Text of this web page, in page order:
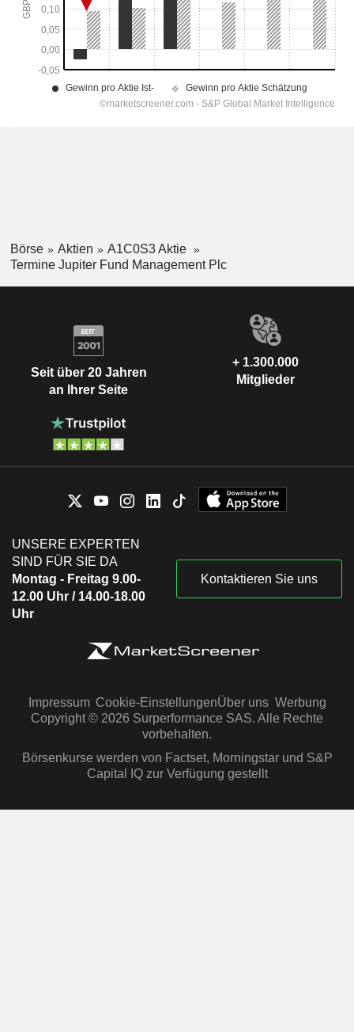
Börse Aktien
A1C0S3 Aktie
Termine Jupiter Fund Management Plc
Seit über 20 Jahren
an Ihrer Seite
+ 1.300.000
Mitglieder
UNSERE EXPERTEN
SIND FÜR SIE DA
Montag - Freitag 9.00-
12.00 Uhr / 14.00-18.00
Uhr
Kontaktieren Sie uns
Impressum Cookie-EinstellungenÜber uns Werbung
Copyright © 2026 Surperformance SAS. Alle Rechte
vorbehalten.
Börsenkurse werden von Factset, Morningstar und S&P
Capital IQ zur Verfügung gestellt